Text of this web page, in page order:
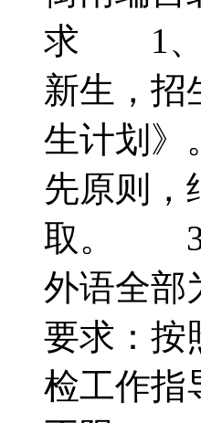
求 1、招
新生，招
生计划
先原则，
取。 3
外语全
要求：按
检工作